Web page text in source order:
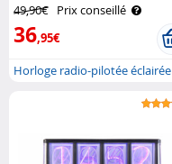
49,90€ Prix conseillé
36,95€
Horloge radio-pilotée éclairée